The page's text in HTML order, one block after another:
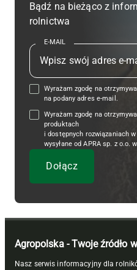
Bądź na bieżąco z
rolnictwa
E-MAIL
Wyrażam zgodę na
na podany adres e-mail.
Wyrażam zgodę na
produktach
i dostępnych rozwiązaniach
wysyłane od APRA sp. z o.o.
Agropolska - Twoje źródło
Nasz serwis informacyjny dla